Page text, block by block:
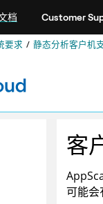
档 Customer
要求 静态分析客户机
客
可能会